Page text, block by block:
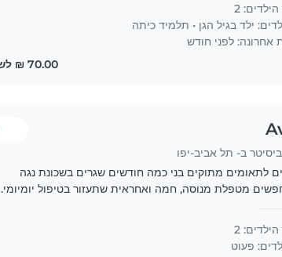
2
ילד בגיל הגן • תלמיד כיתה
אחרונה: לפני חודש
ב- תל אביב-יפו
לתאומים מתוקים בני כמה חודשים שגרים בשכונת נגה
מטפלת מנוסה, חמה ואחראית שתעזור בטיפול יומיומי.
2
פעוט